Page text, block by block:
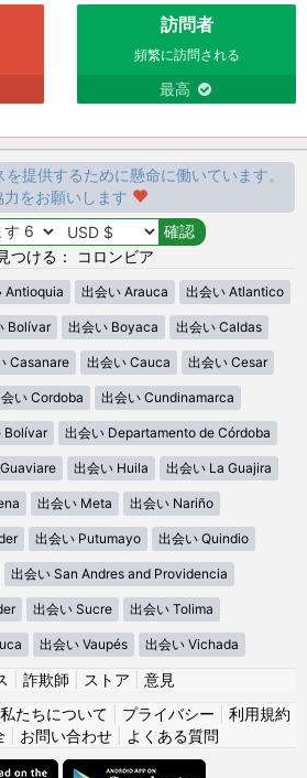
訪問者
頻繁に訪問される
最高
提供するために懸命に働いています。
力をお願いします
つける： コロンビア
Antioquia 出会い Arauca 出会い Atlantico
Bolívar 出会い Boyaca 出会い Caldas
Casanare 出会い Cauca 出会い Cesar
い Cordoba 出会い Cundinamarca
Bolívar 出会い Departamento de Córdoba
出会い Huila 出会い La Guajira
出会い Meta 出会い Nariño
出会い Putumayo 出会い Quindio
出会い San Andres and Providencia
出会い Sucre 出会い Tolima
出会い Vaupés 出会い Vichada
詐欺師 ストア
意見
私たちについて プライバシー
利用規約
| お問い合わせ| よくある質問